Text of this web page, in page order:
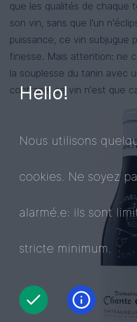
que les qualités de chaque
son vin, sans que l'un
puissance, ce vin subjugue
finesse. Mais attention: ne
la souplesse du tanin avec
contraire, ce vin n'est que
Hello!
Nous utilisons
cookies. Ne soyez
alarmé.e: ils sont
stricte minimum.